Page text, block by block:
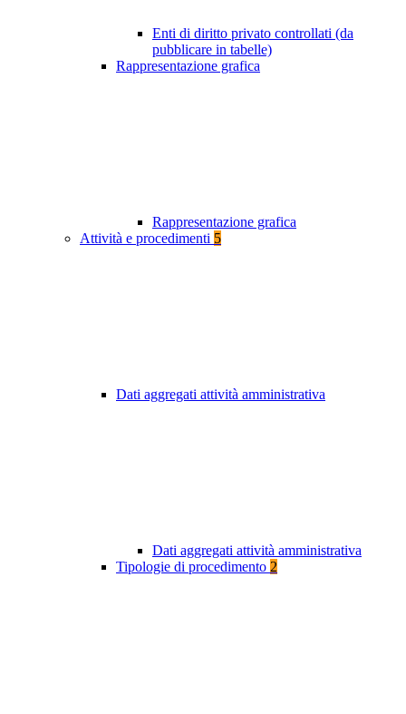
Enti di diritto privato controllati (da
pubblicare in tabelle)
Rappresentazione grafica
Rappresentazione grafica
Attività e procedimenti 5
Dati aggregati attività amministrativa
Dati aggregati attività amministrativa
Tipologie di procedimento 2